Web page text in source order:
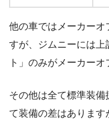
他の車ではメーカー
すが、ジムニーには上
ト」のみがメーカー
その他は全て標準装
て装備の差はありま